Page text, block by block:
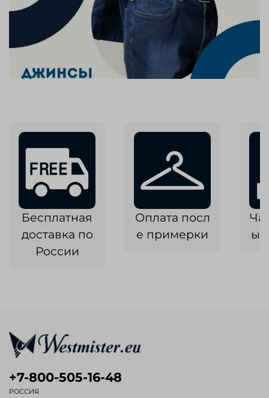
Бесплатная
доставка по
России
Оплата посл
е примерки
+7-800-505-16-48
РОССИЯ